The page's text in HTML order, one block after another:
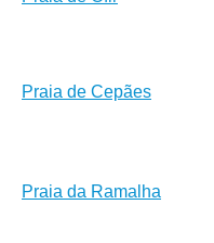
Praia de Cepães
Praia da Ramalha